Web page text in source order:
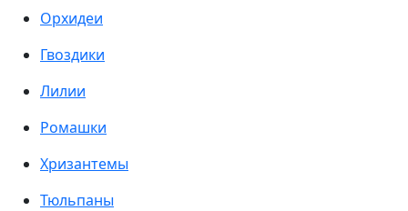
Орхидеи
Гвоздики
Лилии
Ромашки
Хризантемы
Тюльпаны